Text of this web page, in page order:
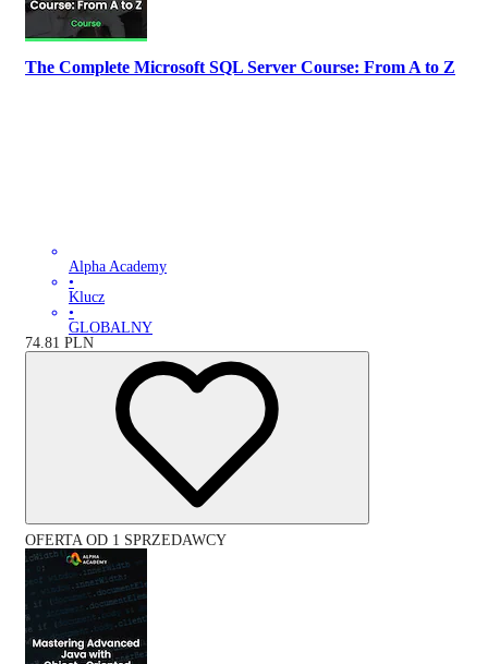
The Complete Microsoft SQL Server Course: From A to Z
Alpha Academy
•
Klucz
•
GLOBALNY
74.81 PLN
OFERTA OD 1 SPRZEDAWCY